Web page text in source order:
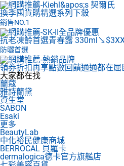
換季囤貨購精選系列下殺
銷售NO.1
抗老凍齡首選青春露
防曬首選
領券折扣再享點數回饋通通都在屈
大家都在找
蘭蔻
雅詩蘭黛
資生堂
SABON
Esaki
更多
BeautyLab
中化裕民健康商城
BERROCAL 貝羅卡
dermalogica德卡官方旗艦店